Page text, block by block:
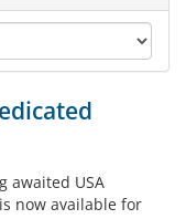
awaited USA
now available for